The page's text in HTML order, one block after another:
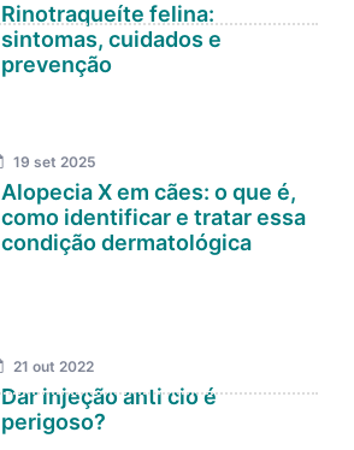
Rinotraqueíte felina:
sintomas, cuidados e
prevenção
19 set 2025
Alopecia X em cães: o que é,
como identificar e tratar essa
condição dermatológica
21 out 2022
Dar injeção anti cio é
perigoso?